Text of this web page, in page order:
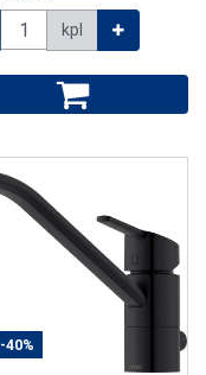
kpl
-40%